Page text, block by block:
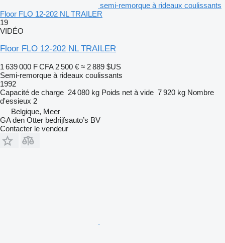
semi-remorque à rideaux coulissants
Floor FLO 12-202 NL TRAILER
19
VIDÉO
Floor FLO 12-202 NL TRAILER
1 639 000 F CFA 2 500 € ≈ 2 889 $US
Semi-remorque à rideaux coulissants
1992
Capacité de charge 24 080 kg Poids net à vide 7 920 kg Nombre
d'essieux 2
Belgique, Meer
GA den Otter bedrijfsauto’s BV
Contacter le vendeur